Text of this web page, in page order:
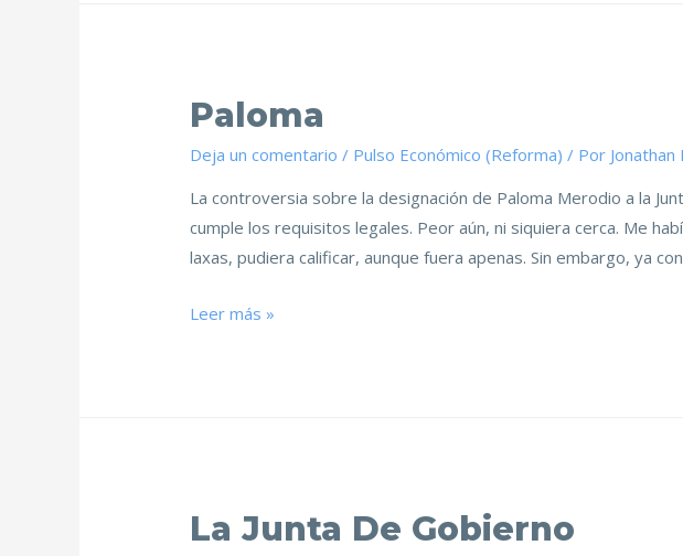
Paloma
Deja un comentario / Pulso Económico (Reforma) / Por Jonathan
La controversia sobre la designación de Paloma Merodio a la
cumple los requisitos legales. Peor aún, ni siquiera cerca. Me
laxas, pudiera calificar, aunque fuera apenas. Sin embargo, ya
Leer más »
La Junta De Gobierno